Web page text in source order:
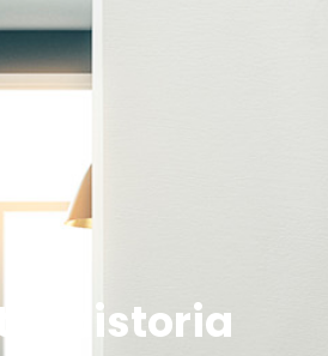
historia